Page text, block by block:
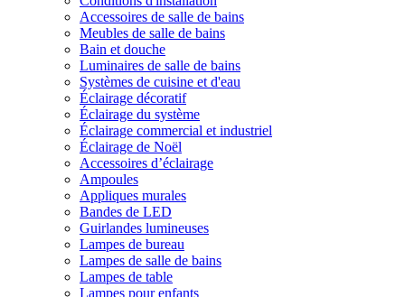
Accessoires de salle de bains
Meubles de salle de bains
Bain et douche
Luminaires de salle de bains
Systèmes de cuisine et d'eau
Éclairage décoratif
Éclairage du système
Éclairage commercial et industriel
Éclairage de Noël
Accessoires d’éclairage
Ampoules
Appliques murales
Bandes de LED
Guirlandes lumineuses
Lampes de bureau
Lampes de salle de bains
Lampes de table
Lampes pour enfants